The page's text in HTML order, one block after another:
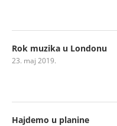
Rok muzika u Londonu
23. maj 2019.
Hajdemo u planine